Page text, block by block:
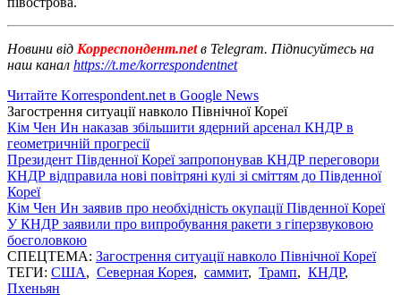
Новини від Корреспондент.netв Telegram. Підписуйтесь на
наш канал https://t.me/korrespondentnet
Читайте Korrespondent.net в Google News
Загострення ситуації навколо Пiвнічної Кореї
Кім Чен Ин наказав збільшити ядерний арсенал КНДР в
геометричній прогресії
Президент Південної Кореї запропонував КНДР переговори
КНДР відправила нові повітряні кулі зі сміттям до Південної
Кореї
Кім Чен Ин заявив про необхідність окупації Південної Кореї
У КНДР заявили про випробування ракети з гіперзвуковою
боєголовкою
СПЕЦТЕМА: Загострення ситуації навколо Пiвнічної Кореї
ТЕГИ: США, Северная Корея, саммит, Трамп, КНДР,
Пхеньян